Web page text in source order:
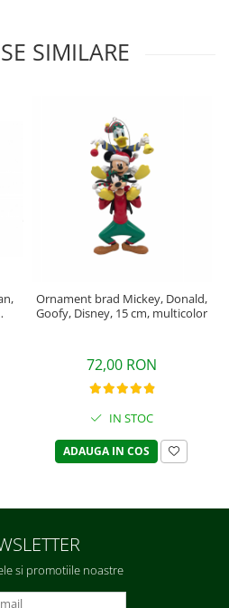
SIMILARE
Ornament brad Mickey, Donald,
Goofy, Disney, 15 cm, multicolor
72,00 RON
IN STOC
ADAUGA IN COS
si promotiile noastre